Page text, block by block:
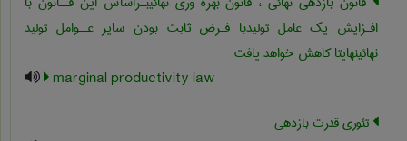
افـزایش یک عامل تولیدبا فـرض ثابت بودن سایر عــوامل تولید
نهائینهایتا کاهش خواهد یافت
marginal productivity law
تئوری قدرت بازدهی